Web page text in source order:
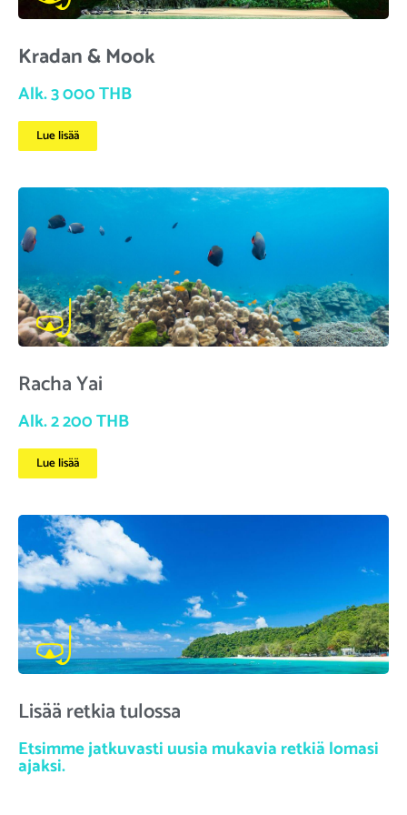
Kradan & Mook
Alk. 3 000 THB
Lue lisää
Racha Yai
Alk. 2 200 THB
Lue lisää
Lisää retkia tulossa
Etsimme jatkuvasti uusia mukavia retkiä lomasi
ajaksi.